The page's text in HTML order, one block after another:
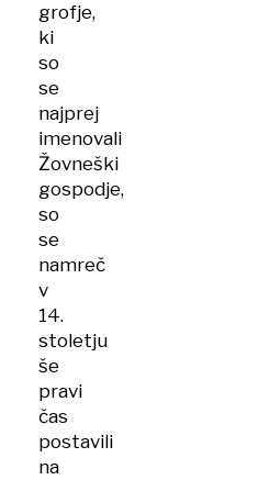
grofje,
ki
so
se
najprej
imenovali
Žovneški
gospodje,
so
se
namreč
v
14.
stoletju
še
pravi
čas
postavili
na